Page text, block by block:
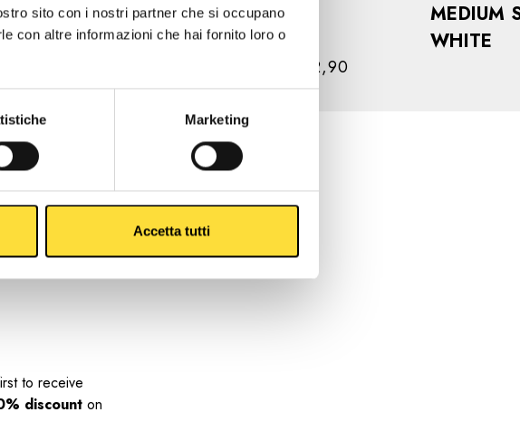
sito con i nostri partner che si occupano
con altre informazioni che hai fornito loro o
Marketing
Accetta tutti
SGJ
LONG STRAP
WHITE
€12,90
MEDIUM
WHITE
to receive
discount on